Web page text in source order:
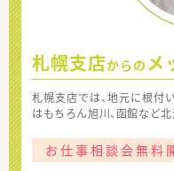
札幌支店からの メ
札幌支店では、地元に根付
はもちろん旭川、函館など
お仕事相談会無料